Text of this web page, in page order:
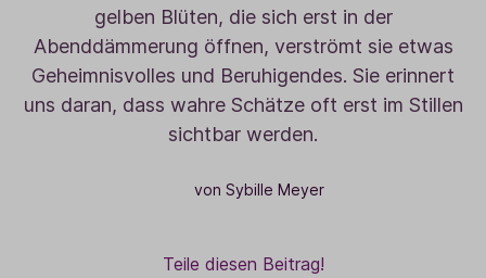
gelben Blüten, die sich erst in der
Abenddämmerung öffnen, verströmt sie etwas
Geheimnisvolles und Beruhigendes. Sie erinnert
uns daran, dass wahre Schätze oft erst im Stillen
sichtbar werden.
von Sybille Meyer
Teile diesen Beitrag!